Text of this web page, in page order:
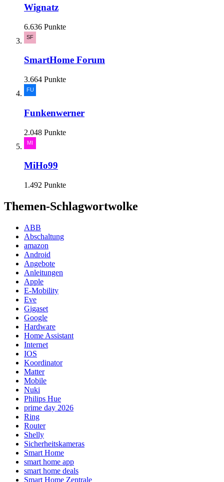
Wignatz
6.636 Punkte
SmartHome Forum
3.664 Punkte
Funkenwerner
2.048 Punkte
MiHo99
1.492 Punkte
Themen-Schlagwortwolke
ABB
Abschaltung
amazon
Android
Angebote
Anleitungen
Apple
E-Mobility
Eve
Gigaset
Google
Hardware
Home Assistant
Internet
IOS
Koordinator
Matter
Mobile
Nuki
Philips Hue
prime day 2026
Ring
Router
Shelly
Sicherheitskameras
Smart Home
smart home app
smart home deals
Smart Home Zentrale